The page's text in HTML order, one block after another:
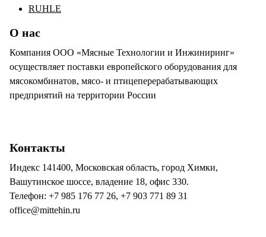
RUHLE
О нас
Компания ООО «Мясные Технологии и Инжиниринг»
осуществляет поставки европейского оборудования для
мясокомбинатов, мясо- и птицеперерабатывающих
предприятий на территории России
Контакты
Индекс 141400, Московская область, город Химки,
Вашутинское шоссе, владение 18, офис 330.
Телефон: +7 985 176 77 26, +7 903 771 89 31
office@mittehin.ru